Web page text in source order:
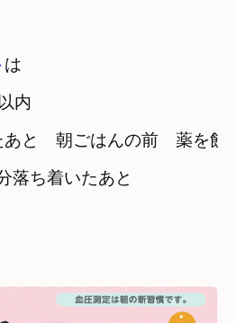
は
内
あと　朝ごはんの前　薬を飲
落ち着いたあと